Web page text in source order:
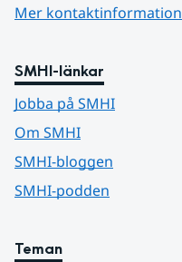
Mer kontaktinformation
SMHI-länkar
Jobba på SMHI
Om SMHI
SMHI-bloggen
SMHI-podden
Teman